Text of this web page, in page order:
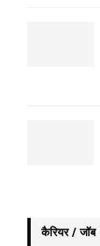
कैरियर / जॉब